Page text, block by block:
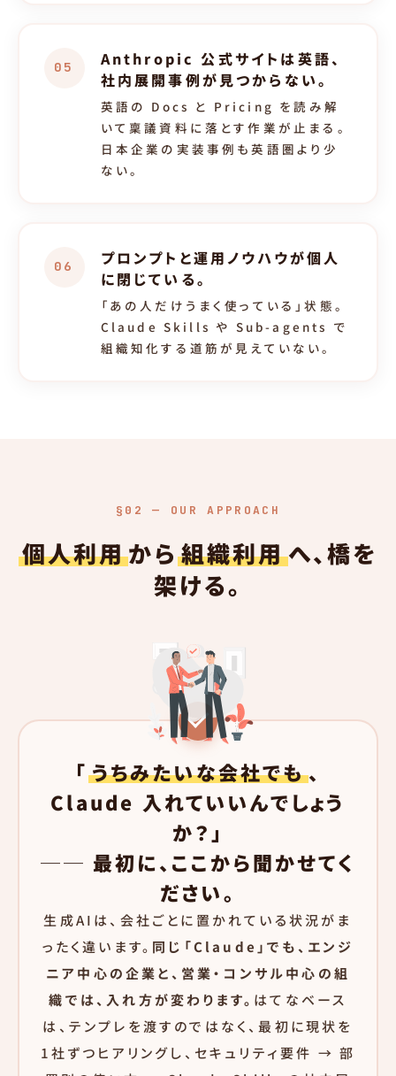
05
Anthropic 公式サイトは英語、
社内展開事例が見つからない。
英語の Docs と Pricing を読み解
いて稟議資料に落とす作業が止まる。
日本企業の実装事例も英語圏より少
ない。
06
プロンプトと運用ノウハウが個人
に閉じている。
「あの人だけうまく使っている」状態。
Claude Skills や Sub-agents で
組織知化する道筋が見えていない。
§02 — OUR APPROACH
個人利用から 組織利用へ、橋を
架ける。
「 うちみたいな会社でも、
Claude 入れていいんでしょう
か？」
── 最初に、ここから聞かせてく
ださい。
生成AIは、会社ごとに置かれている状況がま
ったく違います。 同じ「Claude」でも、エンジ
ニア中心の企業と、営業・コンサル中心の組
織では、入れ方が変わります。 はてなベース
は、テンプレを渡すのではなく、最初に現状を
1社ずつヒアリングし、セキュリティ要件 → 部